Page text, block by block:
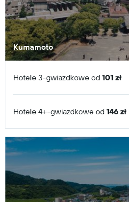
Kumamoto
Hotele 3-gwiazdkowe od 101 zł
Hotele 4+-gwiazdkowe od 146 zł